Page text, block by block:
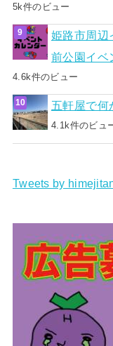
5k件のビュー
姫路市周辺
前公園イベ
4.6k件のビュー
五軒屋で何
4.1k件のビュ
Tweets by